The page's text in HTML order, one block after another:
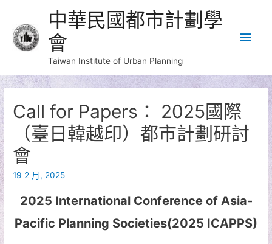
中華民國都市計劃學
會
Taiwan Institute of Urban Planning
Main
Call for Papers： 2025國際
（臺日韓越印）都市計劃研討
會
19 2 月, 2025
2025 International Conference of Asia-
Pacific Planning Societies(2025 ICAPPS)